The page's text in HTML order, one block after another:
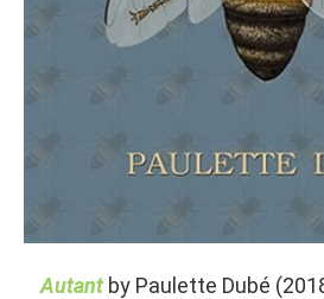
Autant by Paulette Dubé